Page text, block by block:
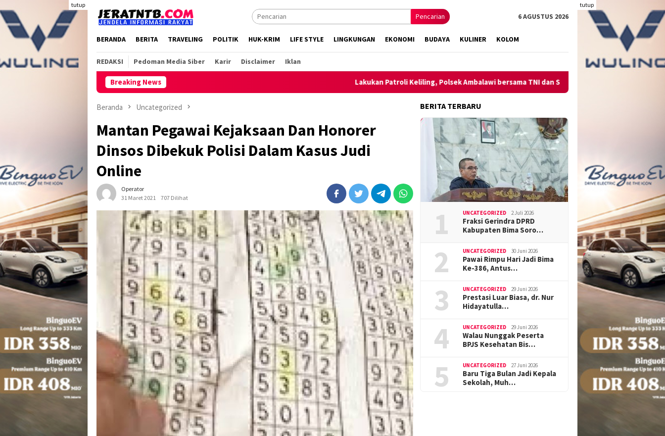
ke
konten
tutup tutup
Pencarian 6 AGUSTUS 2026
BERANDA BERITA TRAVELING POLITIK HUK-KRIM LIFE STYLE LINGKUNGAN EKONOMI BUDAYA KULINER KOLOM
REDAKSI Pedoman Media Siber Karir Disclaimer Iklan
Breaking News Lakukan Patroli Keliling, Polsek Ambalawi bersama TNI dan SatPolPP Sita Minuman Keras
Beranda Uncategorized
Mantan Pegawai Kejaksaan Dan Honorer
Dinsos Dibekuk Polisi Dalam Kasus Judi
Online
Operator
31 Maret 2021
707 Dilihat
BERITA TERBARU
1 UNCATEGORIZED 2 Juli 2026
Fraksi Gerindra DPRD
Kabupaten Bima Soro…
2 UNCATEGORIZED 30 Juni 2026
Pawai Rimpu Hari Jadi Bima
Ke-386, Antus…
3 UNCATEGORIZED 29 Juni 2026
Prestasi Luar Biasa, dr. Nur
Hidayatulla…
4 UNCATEGORIZED 29 Juni 2026
Walau Nunggak Peserta
BPJS Kesehatan Bis…
5 UNCATEGORIZED 27 Juni 2026
Baru Tiga Bulan Jadi Kepala
Sekolah, Muh…